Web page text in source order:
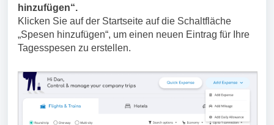
hinzufügen“.
Klicken Sie auf der Startseite auf die Schaltfläche
„Spesen hinzufügen“, um einen neuen Eintrag für Ihre
Tagesspesen zu erstellen.